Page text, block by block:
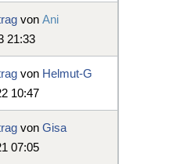
von Ani
21:33
von Helmut-G
10:47
von Gisa
07:05